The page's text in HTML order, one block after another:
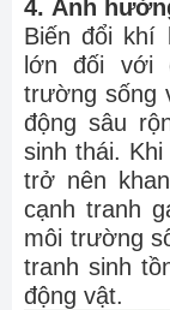
4. Ảnh
Biến đổi khí
lớn đối với
trường sống
động sâu
sinh thái.
trở nên
cạnh tranh
môi trường
tranh sinh
động vật.